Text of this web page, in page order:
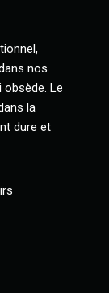
nos
Le
la
dure et